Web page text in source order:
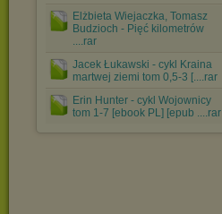
Elżbieta Wiejaczka, Tomasz
Budzioch - Pięć kilometrów
....rar
Jacek Łukawski - cykl Kraina
martwej ziemi tom 0,5-3 [....rar
Erin Hunter - cykl Wojownicy
tom 1-7 [ebook PL] [epub ....rar